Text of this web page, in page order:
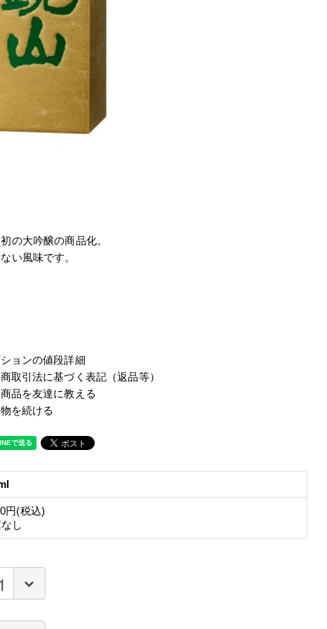
の大吟醸の商品化。
い風味です。
ョンの値段詳細
取引法に基づく表記（返品等）
品を友達に教える
を続ける
円(税込)
し